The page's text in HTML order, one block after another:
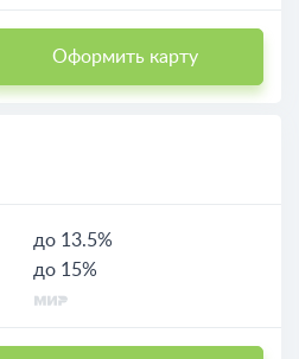
Оформить карту
до 13.5%
до 15%